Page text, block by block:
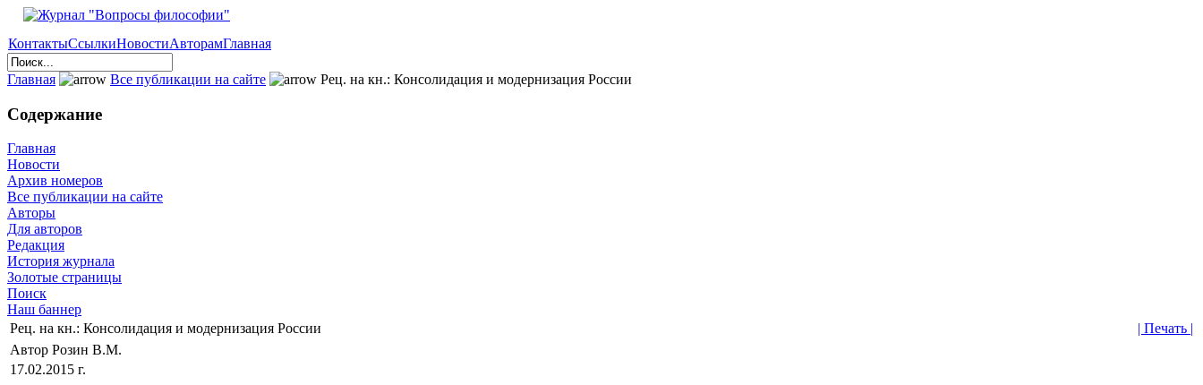
КонтактыСсылкиНовостиАвторамГлавная
Главная Все публикации на сайте Рец. на кн.: Консолидация и модернизация России
Содержание
Главная
Новости
Архив номеров
Все публикации на сайте
Авторы
Для авторов
Редакция
История журнала
Золотые страницы
Поиск
Наш баннер
Рец. на кн.: Консолидация и модернизация России
| Печать |
Автор Розин В.М.
17.02.2015 г.